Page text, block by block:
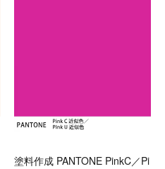
塗料作成 PANTONE PinkC／Pi